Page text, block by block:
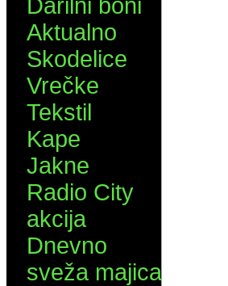
Darilni boni
Aktualno
Skodelice
Vrečke
Tekstil
Kape
Jakne
Radio City
akcija
Dnevno
sveža majica